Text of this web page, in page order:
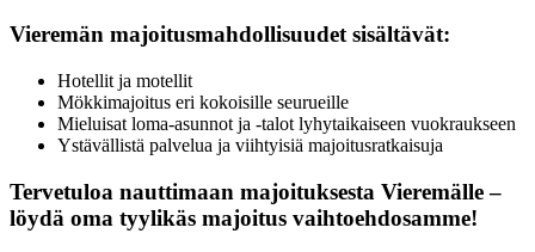
Vieremän majoitusmahdollisuudet sisältävät:
Hotellit ja motellit
Mökkimajoitus eri kokoisille seurueille
Mieluisat loma-asunnot ja -talot lyhytaikaiseen vuokraukseen
Ystävällistä palvelua ja viihtyisiä majoitusratkaisuja
Tervetuloa nauttimaan majoituksesta Vieremälle –
löydä oma tyylikäs majoitus vaihtoehdosamme!